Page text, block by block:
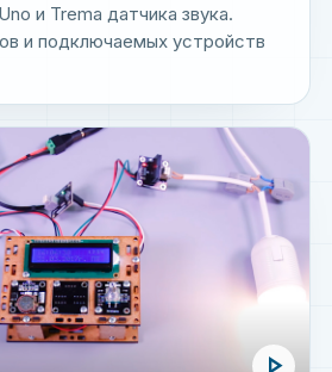
и Trema датчика звука.
и подключаемых устройств